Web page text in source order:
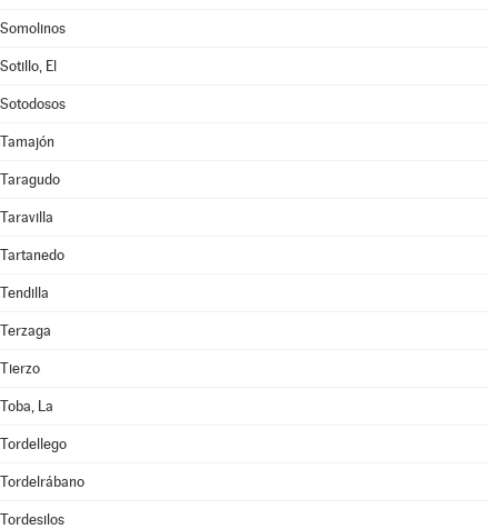
Somolinos
Sotillo, El
Sotodosos
Tamajón
Taragudo
Taravilla
Tartanedo
Tendilla
Terzaga
Tierzo
Toba, La
Tordellego
Tordelrábano
Tordesilos